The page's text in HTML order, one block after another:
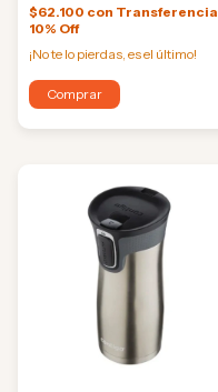
$62.100 con Transferencia
10% Off
¡No te lo pierdas, es el último!
Comprar